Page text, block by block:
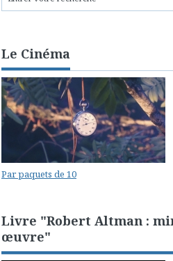
Le Cinéma
Par paquets de 10
Livre "Robert Altman :
œuvre"